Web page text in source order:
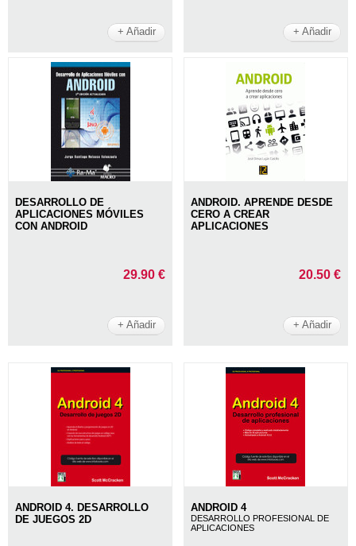
+ Añadir + Añadir
DESARROLLO DE
APLICACIONES MÓVILES
CON ANDROID
29.90 €
+ Añadir
ANDROID. APRENDE DESDE
CERO A CREAR
APLICACIONES
20.50 €
+ Añadir
ANDROID 4. DESARROLLO
DE JUEGOS 2D
ANDROID 4
DESARROLLO PROFESIONAL DE
APLICACIONES